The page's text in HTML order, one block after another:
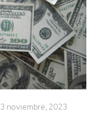
3 noviembre, 2023